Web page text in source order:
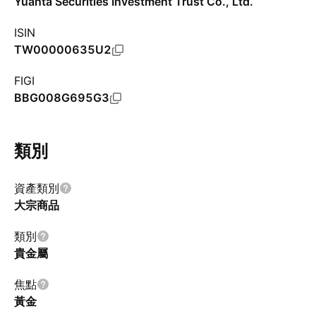
ISIN
TW00000635U2
FIGI
BBG008G695G3
類別
資產類別
大宗商品
類別
貴金屬
焦點
黃金